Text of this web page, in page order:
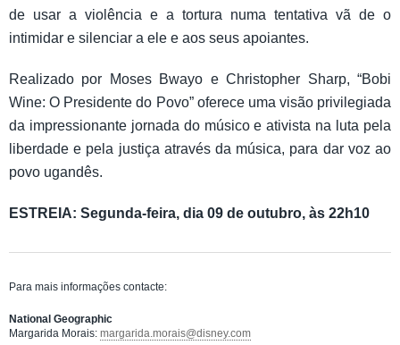
de usar a violência e a tortura numa tentativa vã de o
intimidar e silenciar a ele e aos seus apoiantes.
Realizado por Moses Bwayo e Christopher Sharp, “Bobi
Wine: O Presidente do Povo” oferece uma visão privilegiada
da impressionante jornada do músico e ativista na luta pela
liberdade e pela justiça através da música, para dar voz ao
povo ugandês.
ESTREIA: Segunda-feira, dia 09 de outubro, às 22h10
Para mais informações contacte:
National Geographic
Margarida Morais: margarida.morais@disney.com